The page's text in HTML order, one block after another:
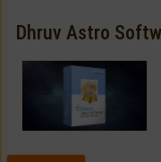
Dhruv Astro